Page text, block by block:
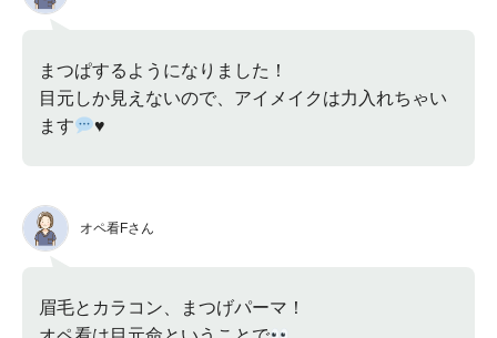
まつぱするようになりました！
目元しか見えないので、アイメイクは力入れちゃい
ます
♥
オペ看Fさん
眉毛とカラコン、まつげパーマ！